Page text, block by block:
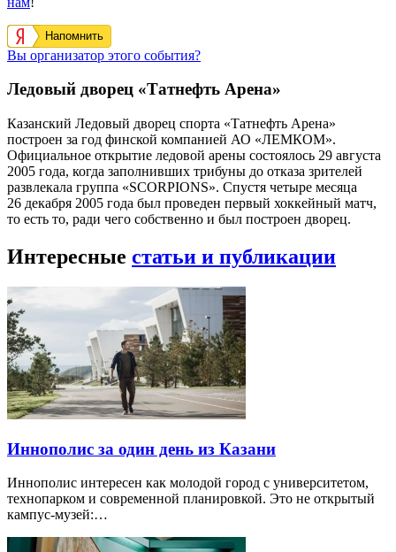
Напомнить
Вы организатор этого события?
Ледовый дворец «Татнефть Арена»
Казанский Ледовый дворец спорта «Татнефть Арена»
построен за год финской компанией АО «ЛЕМКОМ».
Официальное открытие ледовой арены состоялось 29 августа
2005 года, когда заполнивших трибуны до отказа зрителей
развлекала группа «SCORPIONS». Спустя четыре месяца
26 декабря 2005 года был проведен первый хоккейный матч,
то есть то, ради чего собственно и был построен дворец.
Интересные статьи и публикации
Иннополис за один день из Казани
Иннополис интересен как молодой город с университетом,
технопарком и современной планировкой. Это не открытый
кампус-музей:…